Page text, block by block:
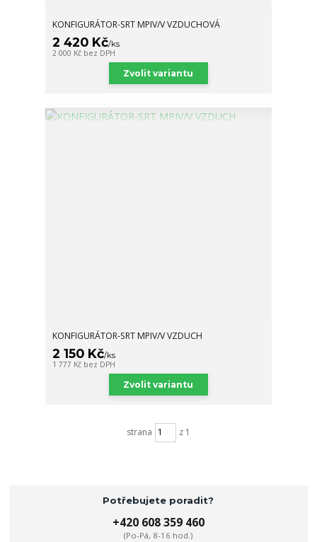
KONFIGURÁTOR-SRT MPIV/V VZDUCHOVÁ
2 420 Kč/ks
2 000 Kč bez DPH
Zvolit variantu
KONFIGURÁTOR-SRT MPIV/V VZDUCH
2 150 Kč/ks
1 777 Kč bez DPH
Zvolit variantu
strana z 1
Potřebujete poradit?
+420 608 359 460
(Po-Pá, 8-16 hod.)